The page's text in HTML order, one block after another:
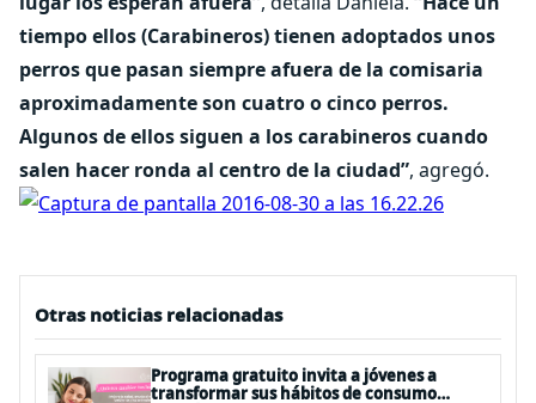
tiempo ellos (Carabineros) tienen adoptados unos
perros que pasan siempre afuera de la comisaria
aproximadamente son cuatro o cinco perros.
Algunos de ellos siguen a los carabineros cuando
salen hacer ronda al centro de la ciudad”, agregó.
Otras noticias relacionadas
Programa gratuito invita a jóvenes a
transformar sus hábitos de consumo